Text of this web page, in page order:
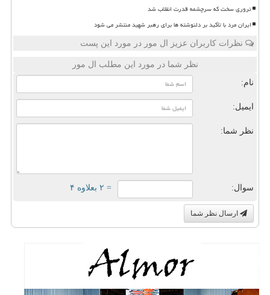
تروری سخت که سرچشمه قدرت انقلاب شد
ایران مرد با تأکید بر دلنوشته ها برای رهبر شهید منتشر می شود
نظرات کاربران عزیز ال مور در مورد این پست
نظر شما در مورد این مطلب ال مور
نام:
ایمیل:
نظر شما:
سوال: = ۲ بعلاوه ۴
ارسال نظر شما